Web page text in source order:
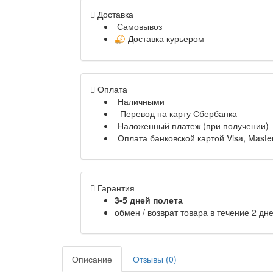
Доставка
Самовывоз
Доставка курьером
Оплата
Наличными
Перевод на карту Сбербанка
Наложенный платеж (при получении)
Оплата банковской картой Visa,
Гарантия
3-5 дней полета
обмен / возврат товара в течение 2
Описание
Отзывы (0)